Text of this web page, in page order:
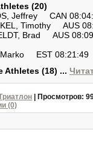
(20)
Jeffrey CAN
Timothy AUS
Brad AUS
Marko EST 08:21:49
Athletes (18) ...
Просмотров:
(0)